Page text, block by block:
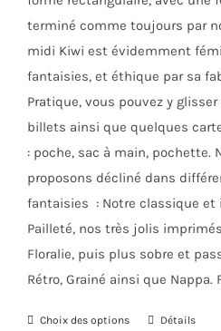
page
terminé comme toujours par
midi Kiwi est évidemment
fantaisies, et éthique par sa
Pratique, vous pouvez y
billets ainsi que quelques
: poche, sac à main, pochette.
proposons décliné dans
fantaisies : Notre classique et
Pailleté, nos très jolis
Floralie, puis plus sobre et
Rétro, Grainé ainsi que Nappa.
Choix des options
CeDétails